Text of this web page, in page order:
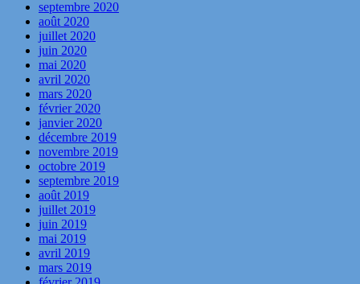
septembre 2020
août 2020
juillet 2020
juin 2020
mai 2020
avril 2020
mars 2020
février 2020
janvier 2020
décembre 2019
novembre 2019
octobre 2019
septembre 2019
août 2019
juillet 2019
juin 2019
mai 2019
avril 2019
mars 2019